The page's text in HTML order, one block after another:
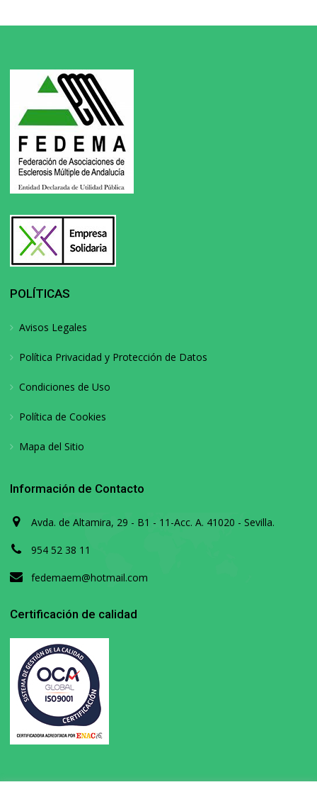
POLÍTICAS
Avisos Legales
Política Privacidad y Protección de Datos
Condiciones de Uso
Política de Cookies
Mapa del Sitio
Información de Contacto
Avda. de Altamira, 29 - B1 - 11-Acc. A. 41020 - Sevilla.
954 52 38 11
fedemaem@hotmail.com
Certificación de calidad